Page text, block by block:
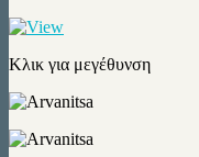
Κλικ για μεγέθυνση